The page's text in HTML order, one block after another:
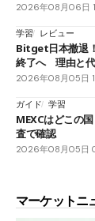
2026年08月06日
学習 レビュー
Bitget日本撤退
終了へ 理由と
2026年08月05日
ガイド 学習
MEXCはどこの
査で確認
2026年08月05日
マーケットニ